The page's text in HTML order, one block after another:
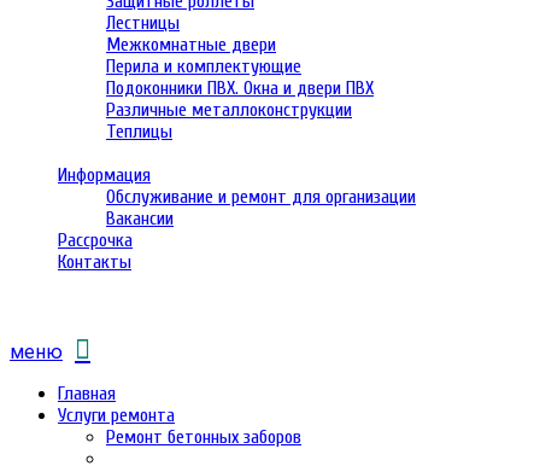
Лестницы
Межкомнатные двери
Перила и комплектующие
Подоконники ПВХ. Окна и двери ПВХ
Различные металлоконструкции
Теплицы
Информация
Обслуживание и ремонт для организации
Вакансии
Рассрочка
Контакты
меню
Главная
Услуги ремонта
Ремонт бетонных заборов